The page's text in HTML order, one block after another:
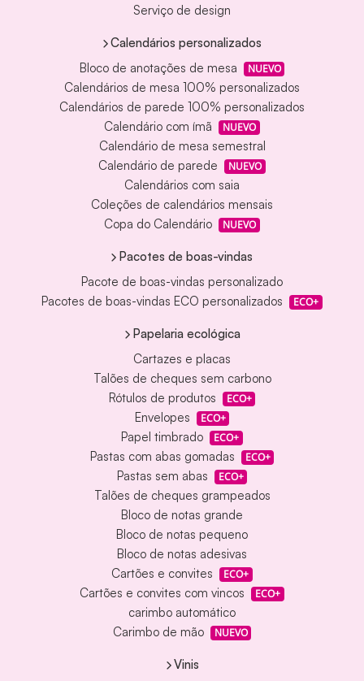
Serviço de design
Calendários personalizados
Bloco de anotações de mesa
NUEVO
Calendários de mesa 100% personalizados
Calendários de parede 100% personalizados
Calendário com ímã
NUEVO
Calendário de mesa semestral
Calendário de parede
NUEVO
Calendários com saia
Coleções de calendários mensais
Copa do Calendário
NUEVO
Pacotes de boas-vindas
Pacote de boas-vindas personalizado
Pacotes de boas-vindas ECO personalizados
ECO+
Papelaria ecológica
Cartazes e placas
Talões de cheques sem carbono
Rótulos de produtos
ECO+
Envelopes ECO+
Papel timbrado ECO+
Pastas com abas gomadas ECO+
Pastas sem abas ECO+
Talões de cheques grampeados
Bloco de notas grande
Bloco de notas pequeno
Bloco de notas adesivas
Cartões e convites
ECO+
Cartões e convites com vincos ECO+
carimbo automático
Carimbo de mão
NUEVO
Vinis